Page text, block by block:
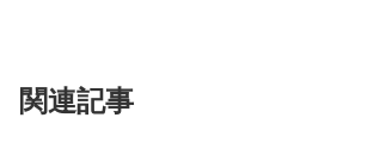
関連記事